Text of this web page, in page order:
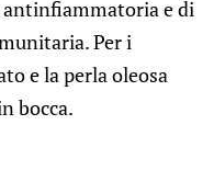
e di
Per i
e la perla oleosa
bocca.